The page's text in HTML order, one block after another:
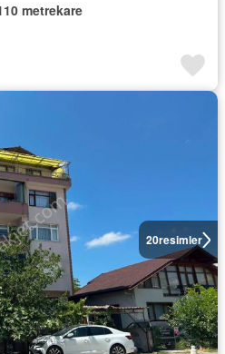
metrekare
20resimler